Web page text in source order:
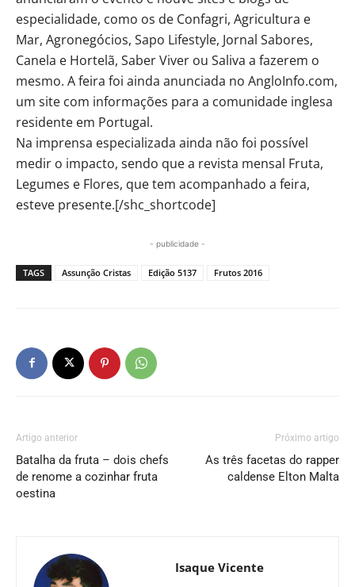
especialidade, como os de Confagri, Agricultura e
Mar, Agronegócios, Sapo Lifestyle, Jornal Sabores,
Canela e Hortelã, Saber Viver ou Saliva a fazerem o
mesmo. A feira foi ainda anunciada no AngloInfo.com,
um site com informações para a comunidade inglesa
residente em Portugal.
Na imprensa especializada ainda não foi possível
medir o impacto, sendo que a revista mensal Fruta,
Legumes e Flores, que tem acompanhado a feira,
esteve presente.[/shc_shortcode]
- publicidade -
TAGS Assunção Cristas Edição 5137 Frutos 2016
Artigo anterior
Batalha da fruta – dois chefs
de renome a cozinhar fruta
oestina
Próximo artigo
As três facetas do rapper
caldense Elton Malta
Isaque Vicente